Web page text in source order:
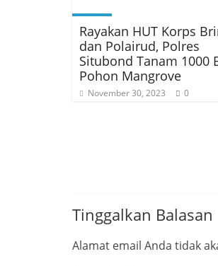
Rayakan HUT Korps
dan Polairud, Polres
Situbond Tanam 1000
Pohon Mangrove
November 30, 2023 0
Tinggalkan Balasan
Alamat email Anda tidak